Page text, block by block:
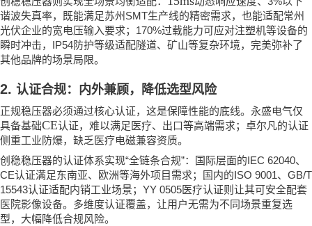
谐波失真率，既能满足苏州 SMT生产线的精密需求，也能适配常州
光伏企业的宽电压输入要求； 170%过载能力可应对注塑机等设备的
瞬时冲击， IP54防护等级适配隧道、矿山等复杂环境，完美弥补了
其他品牌的场景局限。
2. 认证合规：内外兼顾，降低选型风险
正规稳压器必须通过核心认证，这是保障性能的底线。永盛电气仅
具备基础CE认证，难以满足医疗、出口等高端需求；卓尔凡的认证
侧重工业防爆，缺乏医疗电磁兼容资质。
创稳稳压器的认证体系实现“全链条合规”：国际层面的IEC 62040、
CE认证满足东南亚、欧洲等海外项目需求；国内的ISO 9001、 GB/T
15543认证适配内销工业场景； YY 0505医疗认证则让其可安全配套
医院影像设备。多维度认证覆盖，让用户无需为不同场景重复选
型，大幅降低合规风险。